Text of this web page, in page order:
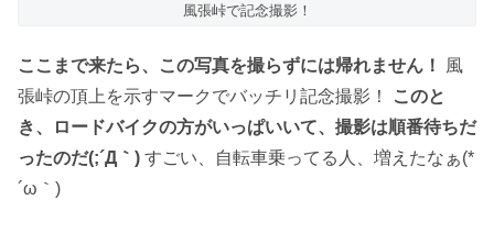
風張峠で記念撮影！
ここまで来たら、この写真を撮らずには帰れません！
風
張峠の頂上を示すマークでバッチリ記念撮影！
このと
き、ロードバイクの方がいっぱいいて、撮影は順番待ちだ
ったのだ(;´Д｀) すごい、自転車乗ってる人、増えたなぁ(*
´ω｀)